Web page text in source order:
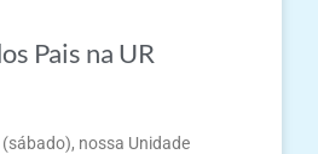
Pais na UR
nossa Unidade